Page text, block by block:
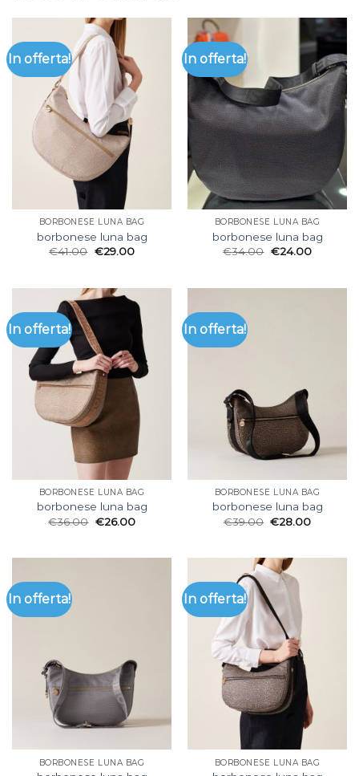
In offerta!
BORBONESE LUNA BAG
borbonese luna bag
€41.00 €29.00
In offerta!
BORBONESE LUNA BAG
borbonese luna bag
€34.00 €24.00
In offerta!
BORBONESE LUNA BAG
borbonese luna bag
€36.00 €26.00
In offerta!
BORBONESE LUNA BAG
borbonese luna bag
€39.00 €28.00
In offerta!
BORBONESE LUNA BAG
In offerta!
BORBONESE LUNA BAG